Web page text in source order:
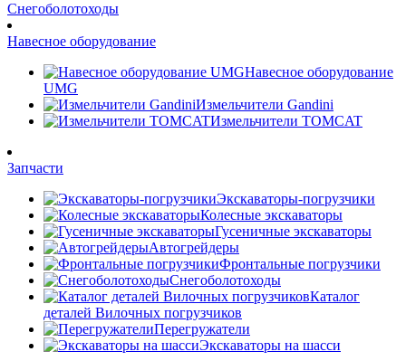
Снегоболотоходы
Навесное оборудование
Навесное оборудование
UMG
Измельчители Gandini
Измельчители TOMCAT
Запчасти
Экскаваторы-погрузчики
Колесные экскаваторы
Гусеничные экскаваторы
Автогрейдеры
Фронтальные погрузчики
Снегоболотоходы
Каталог
деталей Вилочных погрузчиков
Перегружатели
Экскаваторы на шасси